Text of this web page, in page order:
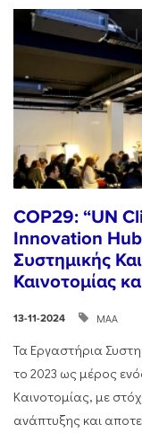
COP29: “UN
Innovation Hub
Συστημικής
Καινοτομίας
13-11-2024 ΜΑΑ
Τα Εργαστήρια
το 2023 ως μέρος
Καινοτομίας, με
ανάπτυξης και